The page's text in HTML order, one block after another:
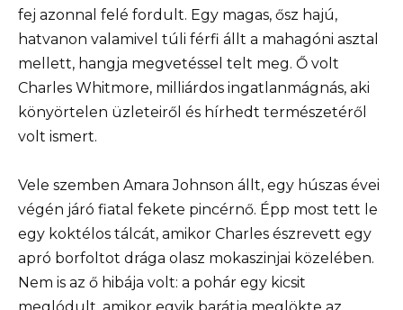
fej azonnal felé fordult. Egy magas, ősz hajú,
hatvanon valamivel túli férfi állt a mahagóni asztal
mellett, hangja megvetéssel telt meg. Ő volt
Charles Whitmore, milliárdos ingatlanmágnás, aki
könyörtelen üzleteiről és hírhedt természetéről
volt ismert.
Vele szemben Amara Johnson állt, egy húszas évei
végén járó fiatal fekete pincérnő. Épp most tett le
egy koktélos tálcát, amikor Charles észrevett egy
apró borfoltot drága olasz mokaszinjai közelében.
Nem is az ő hibája volt: a pohár egy kicsit